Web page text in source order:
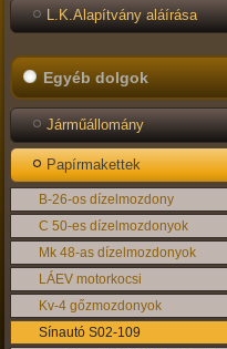
L.K.Alapítvány aláírása
Egyéb dolgok
Járműállomány
Papírmakettek
B-26-os dízelmozdony
C 50-es dízelmozdonyok
Mk 48-as dízelmozdonyok
LÁEV motorkocsi
Kv-4 gőzmozdonyok
Sínautó S02-109